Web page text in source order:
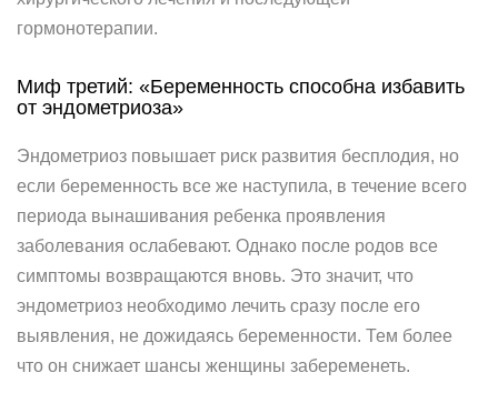
гормонотерапии.
Миф третий: «Беременность способна избавить
от эндометриоза»
Эндометриоз повышает риск развития бесплодия, но
если беременность все же наступила, в течение всего
периода вынашивания ребенка проявления
заболевания ослабевают. Однако после родов все
симптомы возвращаются вновь. Это значит, что
эндометриоз необходимо лечить сразу после его
выявления, не дожидаясь беременности. Тем более
что он снижает шансы женщины забеременеть.